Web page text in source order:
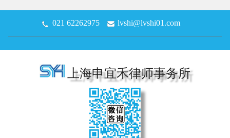
021 62262975 lvshi@lvshi01.com
上海申宜禾律师事务所